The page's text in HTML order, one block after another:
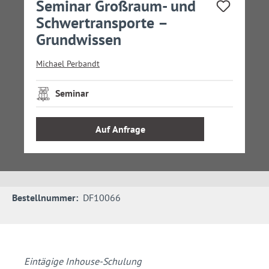
Seminar Großraum- und
Schwertransporte –
Grundwissen
Michael Perbandt
Seminar
Auf Anfrage
Bestellnummer: DF10066
Eintägige Inhouse-Schulung